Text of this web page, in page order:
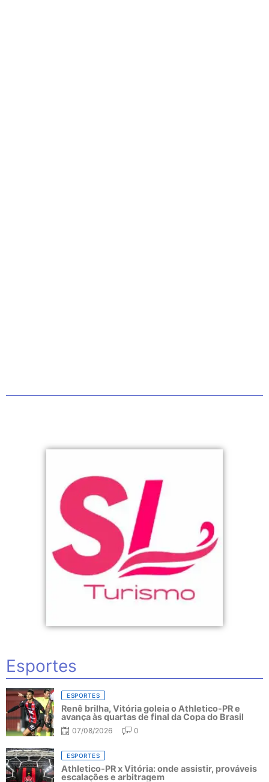
Esportes
ESPORTES
Renê brilha, Vitória goleia o Athletico-PR e
avança às quartas de final da Copa do Brasil
07/08/2026 0
ESPORTES
Athletico-PR x Vitória: onde assistir, prováveis
escalações e arbitragem